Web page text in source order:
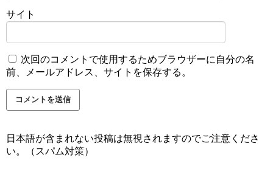
サイト
次回のコメントで使用するためブラウザーに自分の名
前、メールアドレス、サイトを保存する。
日本語が含まれない投稿は無視されますのでご注意くださ
い。（スパム対策）